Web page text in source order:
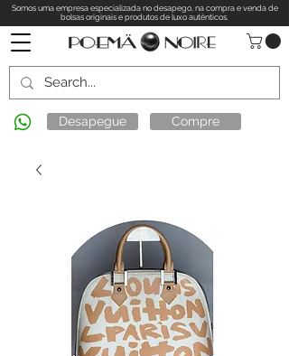
Somos uma empresa especializada no desapego, na compra e venda de
bolsas originais e produtos de luxo autênticos.
Desapegue Compre